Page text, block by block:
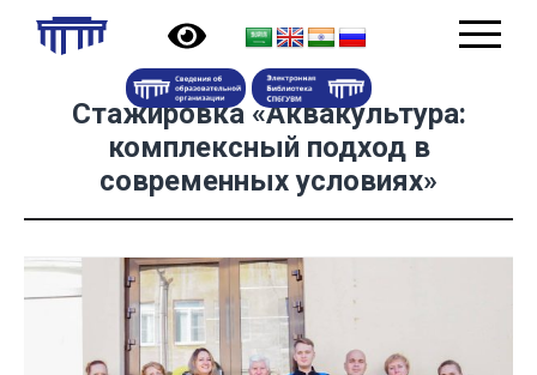
Стажировка «Аквакультура:
комплексный подход в
современных условиях»